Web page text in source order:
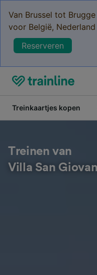
Van Brussel tot
voor België,
Reserveren
Treinkaartjes kopen
Treinen van
Villa San